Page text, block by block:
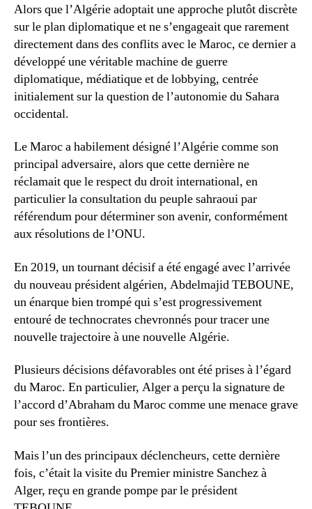
Alors que l’Algérie adoptait une approche plutôt discrète
sur le plan diplomatique et ne s’engageait que rarement
directement dans des conflits avec le Maroc, ce dernier a
développé une véritable machine de guerre
diplomatique, médiatique et de lobbying, centrée
initialement sur la question de l’autonomie du Sahara
occidental.
Le Maroc a habilement désigné l’Algérie comme son
principal adversaire, alors que cette dernière ne
réclamait que le respect du droit international, en
particulier la consultation du peuple sahraoui par
référendum pour déterminer son avenir, conformément
aux résolutions de l’ONU.
En 2019, un tournant décisif a été engagé avec l’arrivée
du nouveau président algérien, Abdelmajid TEBOUNE,
un énarque bien trompé qui s’est progressivement
entouré de technocrates chevronnés pour tracer une
nouvelle trajectoire à une nouvelle Algérie.
Plusieurs décisions défavorables ont été prises à l’égard
du Maroc. En particulier, Alger a perçu la signature de
l’accord d’Abraham du Maroc comme une menace grave
pour ses frontières.
Mais l’un des principaux déclencheurs, cette dernière
fois, c’était la visite du Premier ministre Sanchez à
Alger, reçu en grande pompe par le président